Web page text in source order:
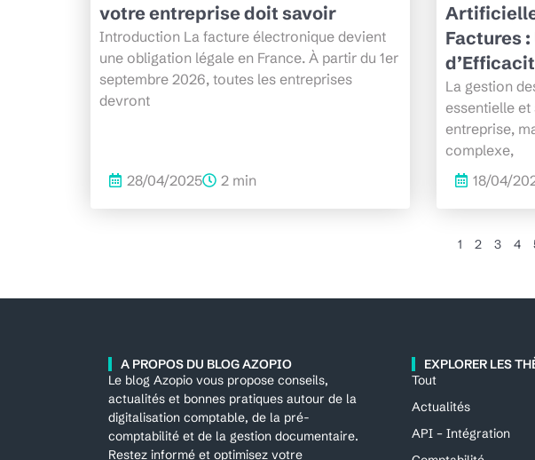
votre entreprise doit savoir
Introduction La facture électronique devient
une obligation légale en France. À partir du 1er
septembre 2026, toutes les entreprises
devront
28/04/2025 2 min
Factures
La gestion
essentielle
entreprise,
complexe,
18/04/
1 2 3 4
A PROPOS DU BLOG AZOPIO
Le blog Azopio vous propose conseils,
actualités et bonnes pratiques autour de la
digitalisation comptable, de la pré-
comptabilité et de la gestion documentaire.
Restez informé et optimisez votre
EXPLORER LES
Tout
Actualités
API – Intégration